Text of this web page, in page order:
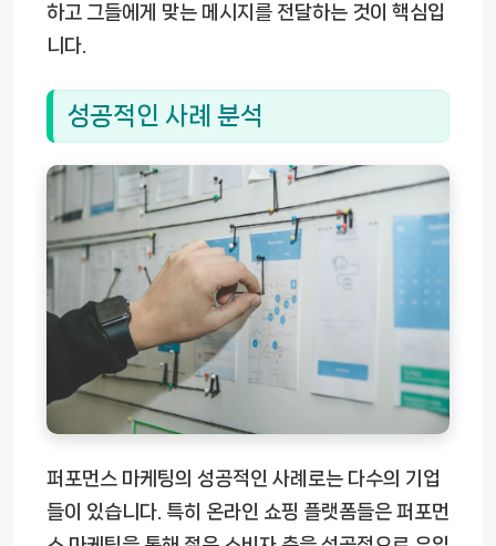
하고 그들에게 맞는 메시지를 전달하는 것이 핵심입
니다.
성공적인 사례 분석
퍼포먼스 마케팅의 성공적인 사례로는 다수의 기업
들이 있습니다. 특히 온라인 쇼핑 플랫폼들은 퍼포먼